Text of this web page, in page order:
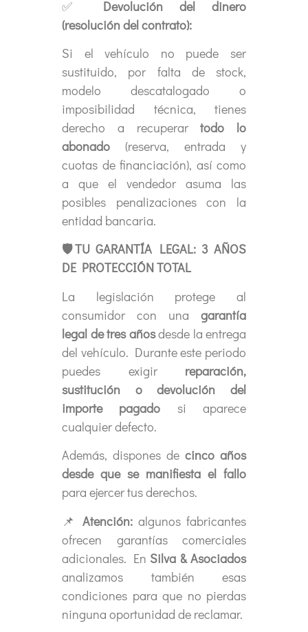
✅ Devolución del dinero
(resolución del contrato):
Si el vehículo no puede ser
sustituido, por falta de stock,
modelo descatalogado o
imposibilidad técnica, tienes
derecho a recuperartodo lo
abonado (reserva, entrada y
cuotas de financiación), así como
a que el vendedor asuma las
posibles penalizaciones con la
entidad bancaria.
🛡TU GARANTÍA LEGAL: 3 AÑOS
DE PROTECCIÓN TOTAL
La legislación protege al
consumidor con una garantía
legal de tres añosdesde la entrega
del vehículo. Durante este periodo
puedes exigir reparación,
sustitución o devolución del
importe pagado si aparece
cualquier defecto.
Además, dispones de cinco años
desde que se manifiesta el fallo
para ejercer tus derechos.
📌 Atención: algunos fabricantes
ofrecen garantías comerciales
adicionales. En Silva & Asociados
analizamos también esas
condiciones para que no pierdas
ninguna oportunidad de reclamar.